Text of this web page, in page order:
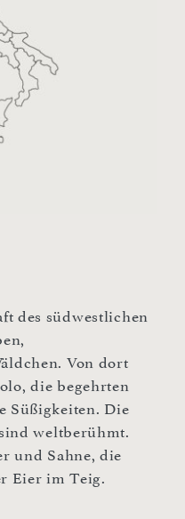
des südwestlichen
Von dort
die begehrten
Süßigkeiten. Die
weltberühmt.
und Sahne, die
Eier im Teig.